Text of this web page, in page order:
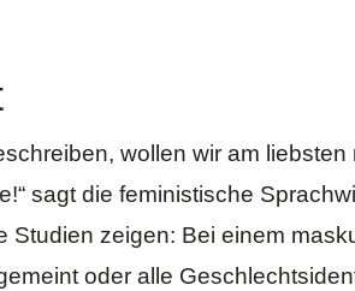
wollen wir am
sagt die feministische
Studien zeigen: Bei einem
oder alle